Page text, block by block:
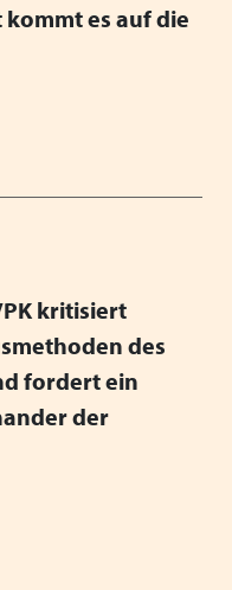
es auf die
kritisiert
des
fordert ein
der